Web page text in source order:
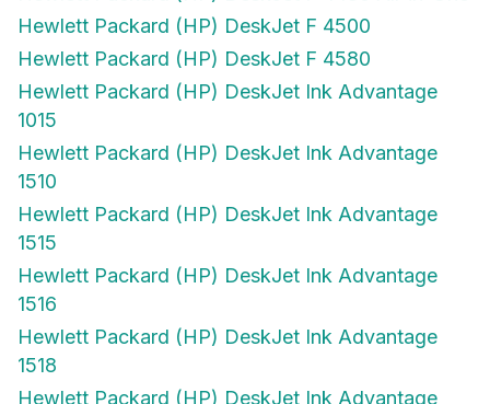
Hewlett Packard (HP) DeskJet F 4500
Hewlett Packard (HP) DeskJet F 4580
Hewlett Packard (HP) DeskJet Ink Advantage
1015
Hewlett Packard (HP) DeskJet Ink Advantage
1510
Hewlett Packard (HP) DeskJet Ink Advantage
1515
Hewlett Packard (HP) DeskJet Ink Advantage
1516
Hewlett Packard (HP) DeskJet Ink Advantage
1518
Hewlett Packard (HP) DeskJet Ink Advantage